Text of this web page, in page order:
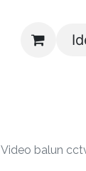
Video balun